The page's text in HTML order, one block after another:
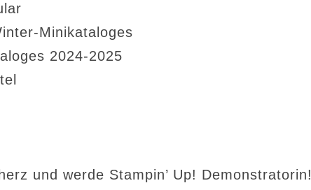
Minikataloges
2024-2025
und werde Stampin’ Up! Demonstratorin!